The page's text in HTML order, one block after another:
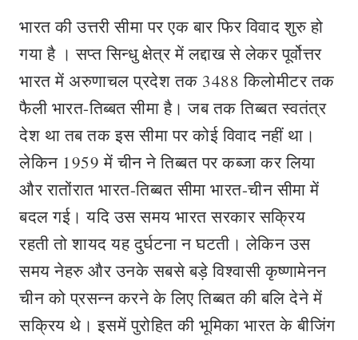
भारत की उत्तरी सीमा पर एक बार फिर विवाद शुरु हो
गया है । सप्त सिन्धु क्षेत्र में लद्दाख से लेकर पूर्वोत्तर
भारत में अरुणाचल प्रदेश तक 3488 किलोमीटर तक
फैली भारत-तिब्बत सीमा है। जब तक तिब्बत स्वतंत्र
देश था तब तक इस सीमा पर कोई विवाद नहीं था।
लेकिन 1959 में चीन ने तिब्बत पर कब्जा कर लिया
और रातोंरात भारत-तिब्बत सीमा भारत-चीन सीमा में
बदल गई। यदि उस समय भारत सरकार सक्रिय
रहती तो शायद यह दुर्घटना न घटती। लेकिन उस
समय नेहरु और उनके सबसे बड़े विश्वासी कृष्णामेनन
चीन को प्रसन्न करने के लिए तिब्बत की बलि देने में
सक्रिय थे। इसमें पुरोहित की भूमिका भारत के बीजिंग